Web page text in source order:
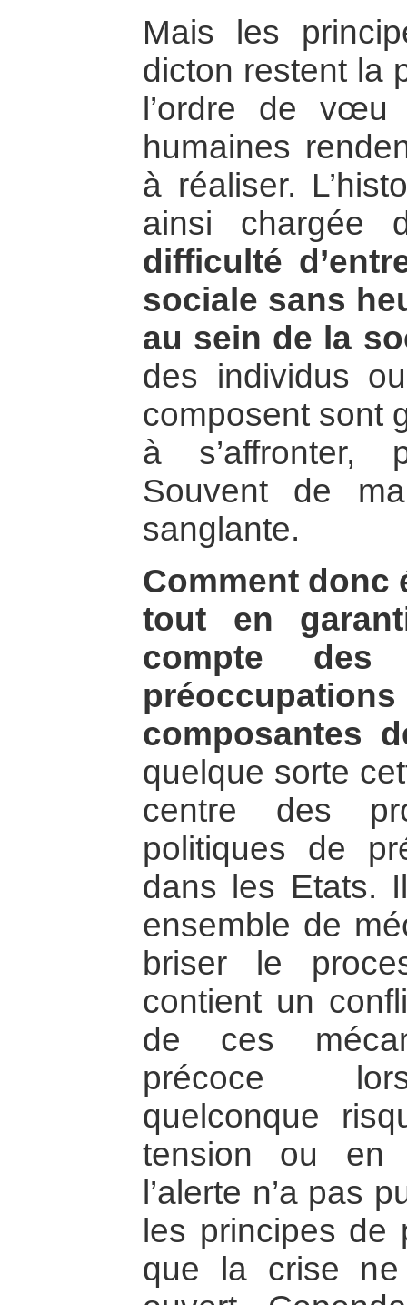
Mais les
dicton restent la
l’ordre de vœu
humaines
à réaliser.
ainsi chargée
difficulté
sociale sans
au sein de la
des individus
composent sont
à s’affronter,
Souvent de
sanglante.
Comment donc
tout en
compte
composantes
quelque sorte
centre des
politiques de
dans les Etats.
ensemble de
briser le
contient un
de ces
précoce
quelconque
tension ou en
l’alerte n’a pas
les principes de
que la crise ne